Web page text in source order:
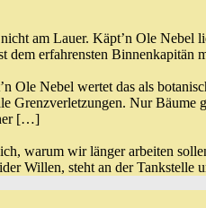
am Lauer. Käpt’n Ole Nebel
dem erfahrensten
Nebel wertet das als
Nur Bäume
[…]
warum wir länger arbeiten
Willen, steht an der